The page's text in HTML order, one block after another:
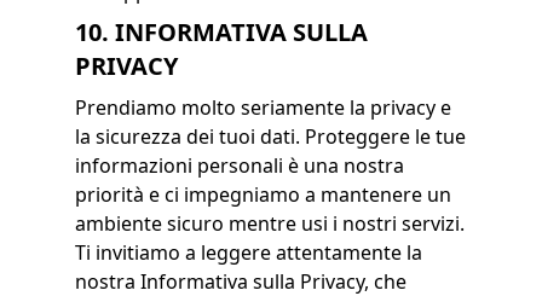
10. INFORMATIVA SULLA
PRIVACY
Prendiamo molto seriamente la privacy e
la sicurezza dei tuoi dati. Proteggere le tue
informazioni personali è una nostra
priorità e ci impegniamo a mantenere un
ambiente sicuro mentre usi i nostri servizi.
Ti invitiamo a leggere attentamente la
nostra Informativa sulla Privacy, che